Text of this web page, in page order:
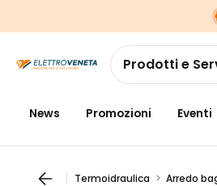
navigazionealla
pagina
Prodotti e
News Promozioni Eventi
Termoidraulica Arredo